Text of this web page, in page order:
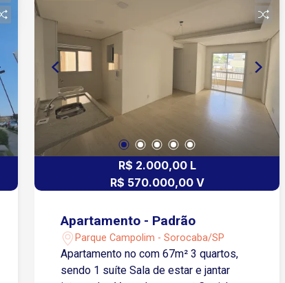
R$ 2.000,00 L
R$ 570.000,00 V
Apartamento - Padrão
Parque Campolim - Sorocaba/SP
Apartamento no com 67m² 3 quartos,
sendo 1 suíte Sala de estar e jantar